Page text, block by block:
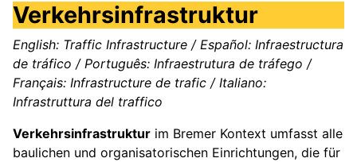
Verkehrsinfrastruktur
English: Traffic Infrastructure / Español: Infraestructura
de tráfico / Português: Infraestrutura de tráfego /
Français: Infrastructure de trafic / Italiano:
Infrastruttura del traffico
Verkehrsinfrastruktur im Bremer Kontext umfasst alle
baulichen und organisatorischen Einrichtungen, die für